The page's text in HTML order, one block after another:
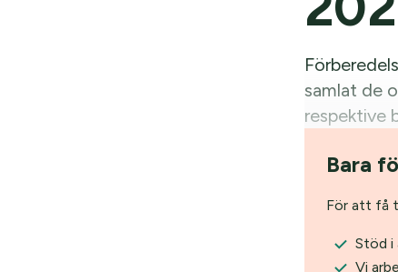
samlat de
respektive
Bara
För att få
Stöd i
Vi